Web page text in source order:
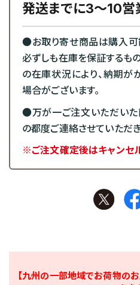
発送までに3～10営
●お取り寄せ商品は購入可
必ずしも在庫を保証するも
の在庫状況により、納期が
場合がございます。
●万が一ご注文いただい
の都度ご連絡させていただき
※ご注文確定後はキャンセ
【九州の一部地域でお荷物の